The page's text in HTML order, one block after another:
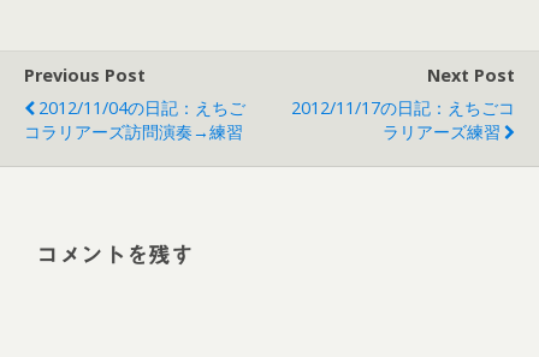
Previous Post
2012/11/04の日記：えちご
コラリアーズ訪問演奏→練習
Next Post
2012/11/17の日記：えちごコ
ラリアーズ練習
コメントを残す